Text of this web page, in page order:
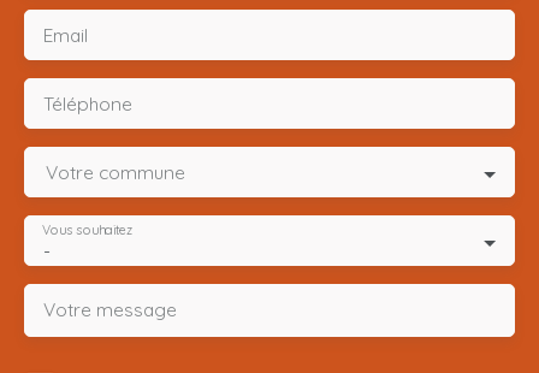
Email
Téléphone
Votre commune
-
Vous souhaitez
Votre message